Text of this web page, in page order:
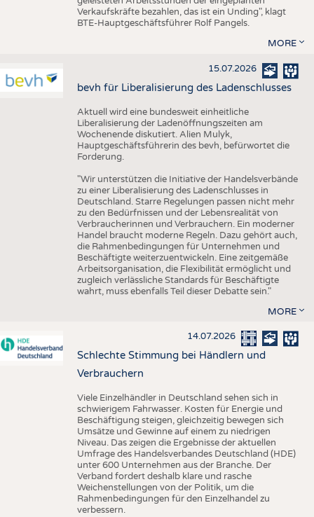
Verkaufskräfte bezahlen, das ist ein Unding", klagt
BTE-Hauptgeschäftsführer Rolf Pangels.
MORE
15.07.2026
bevh für Liberalisierung des Ladenschlusses
Aktuell wird eine bundesweit einheitliche
Liberalisierung der Ladenöffnungszeiten am
Wochenende diskutiert. Alien Mulyk,
Hauptgeschäftsführerin des bevh, befürwortet die
Forderung.
"Wir unterstützen die Initiative der Handelsverbände
zu einer Liberalisierung des Ladenschlusses in
Deutschland. Starre Regelungen passen nicht mehr
zu den Bedürfnissen und der Lebensrealität von
Verbraucherinnen und Verbrauchern. Ein moderner
Handel braucht moderne Regeln. Dazu gehört auch,
die Rahmenbedingungen für Unternehmen und
Beschäftigte weiterzuentwickeln. Eine zeitgemäße
Arbeitsorganisation, die Flexibilität ermöglicht und
zugleich verlässliche Standards für Beschäftigte
wahrt, muss ebenfalls Teil dieser Debatte sein."
MORE
14.07.2026
Schlechte Stimmung bei Händlern und
Verbrauchern
Viele Einzelhändler in Deutschland sehen sich in
schwierigem Fahrwasser. Kosten für Energie und
Beschäftigung steigen, gleichzeitig bewegen sich
Umsätze und Gewinne auf einem zu niedrigen
Niveau. Das zeigen die Ergebnisse der aktuellen
Umfrage des Handelsverbandes Deutschland (HDE)
unter 600 Unternehmen aus der Branche. Der
Verband fordert deshalb klare und rasche
Weichenstellungen von der Politik, um die
Rahmenbedingungen für den Einzelhandel zu
verbessern.